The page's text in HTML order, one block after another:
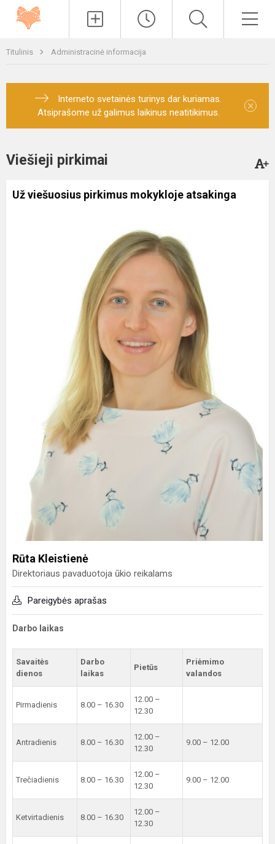
Titulinis Administracinė informacija
Interneto svetainės turinys dar kuriamas.
Atsiprašome už galimus laikinus neatitikimus.
×
Viešieji pirkimai
Už viešuosius pirkimus mokykloje atsakinga
Rūta Kleistienė
Direktoriaus pavaduotoja ūkio reikalams
Pareigybės aprašas
Darbo laikas
Savaitės
dienos
Darbo
laikas
Pietūs
Priėmimo
valandos
Pirmadienis 8.00 – 16.30
12.00 –
12.30
Antradienis 8.00 – 16.30
12.00 –
12.30
9.00 – 12.00
Trečiadienis 8.00 – 16.30
12.00 –
12.30
9.00 – 12.00
Ketvirtadienis 8.00 – 16.30
12.00 –
12.30